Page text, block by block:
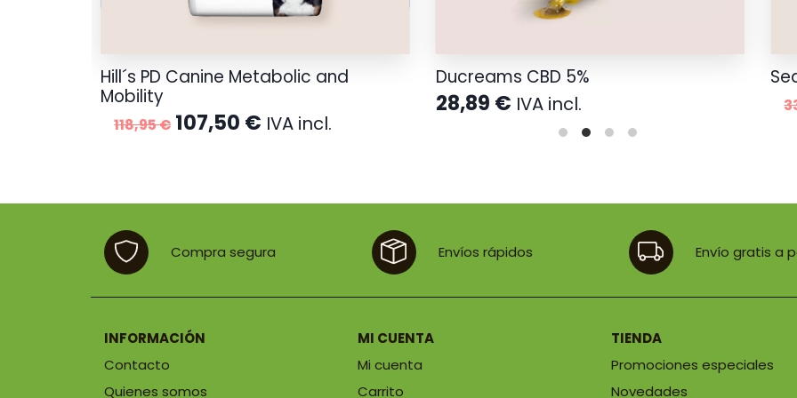
Hill´s PD Canine Metabolic and
Mobility
118,95€ El
precio
118,95 €.
107,50 € El
107,50 €.
IVA incl.
Ducreams CBD 5%
28,89 € IVA incl.
Compra segura Envíos rápidos Envío gratis a
INFORMACIÓN
Contacto
Quienes somos
MI CUENTA
Mi cuenta
Carrito
TIENDA
Promociones especiales
Novedades